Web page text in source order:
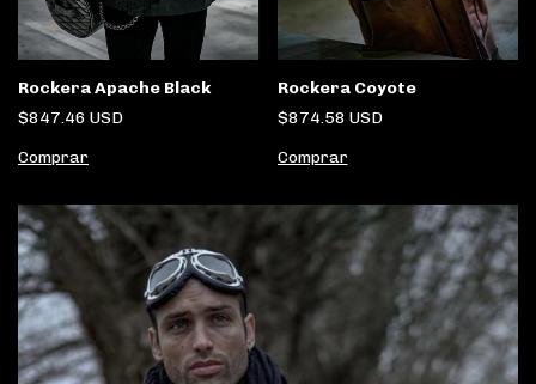
Rockera Apache Black
$847.46 USD
Comprar
Rockera Coyote
$874.58 USD
Comprar